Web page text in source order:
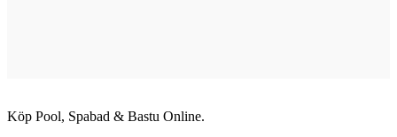
Köp Pool, Spabad & Bastu Online.